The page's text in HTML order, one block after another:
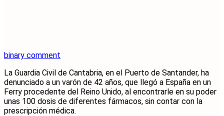
binary comment
La Guardia Civil de Cantabria, en el Puerto de Santander, ha
denunciado a un varón de 42 años, que llegó a España en un
Ferry procedente del Reino Unido, al encontrarle en su poder
unas 100 dosis de diferentes fármacos, sin contar con la
prescripción médica.